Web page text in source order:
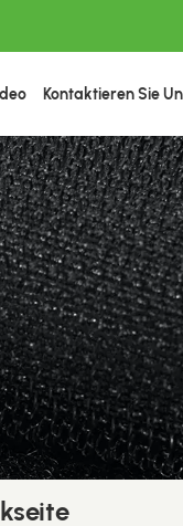
Kontaktieren Sie